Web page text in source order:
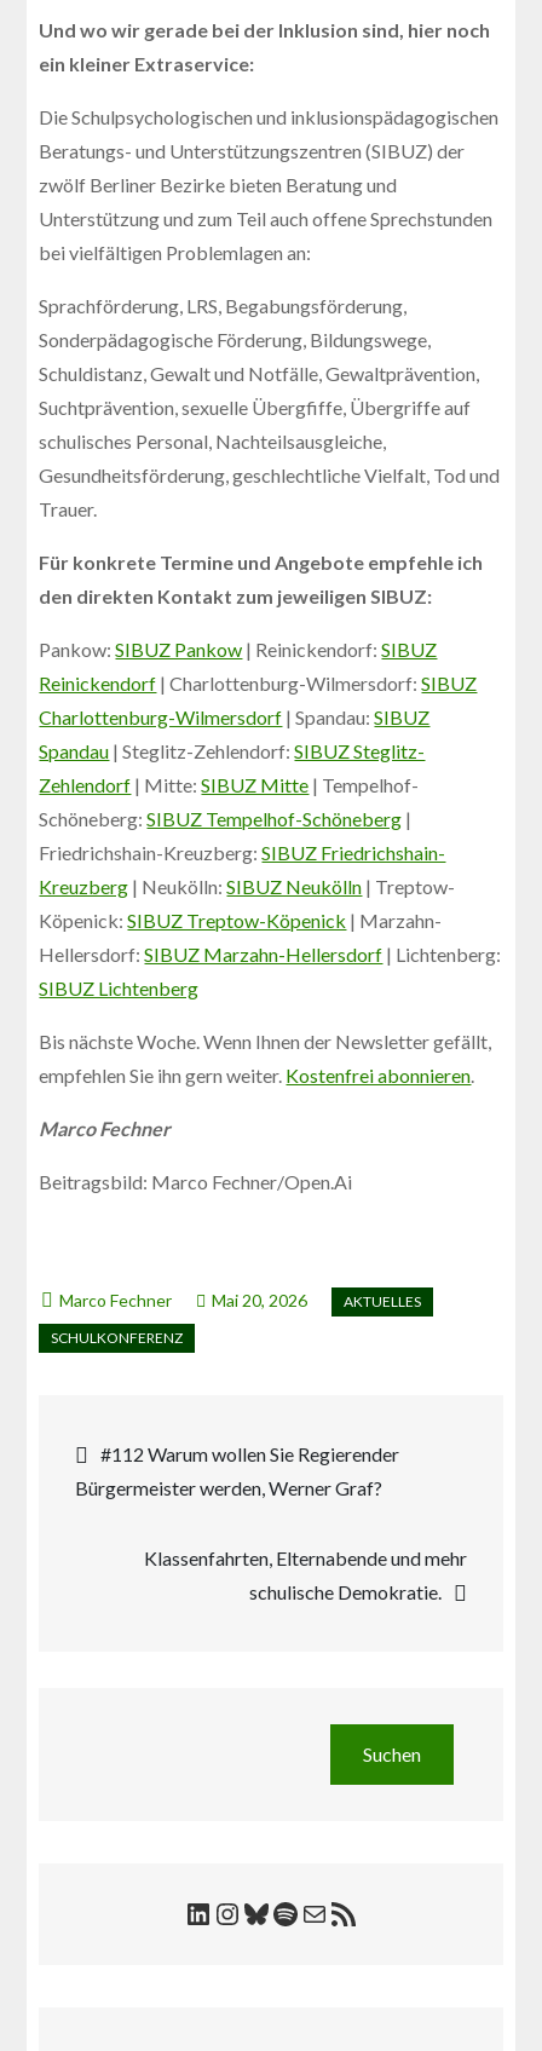
Und wo wir gerade bei der Inklusion sind, hier noch
ein kleiner Extraservice:
Die Schulpsychologischen und inklusionspädagogischen
Beratungs- und Unterstützungszentren (SIBUZ) der
zwölf Berliner Bezirke bieten Beratung und
Unterstützung und zum Teil auch offene Sprechstunden
bei vielfältigen Problemlagen an:
Sprachförderung, LRS, Begabungsförderung,
Sonderpädagogische Förderung, Bildungswege,
Schuldistanz, Gewalt und Notfälle, Gewaltprävention,
Suchtprävention, sexuelle Übergfiffe, Übergriffe auf
schulisches Personal, Nachteilsausgleiche,
Gesundheitsförderung, geschlechtliche Vielfalt, Tod und
Trauer.
Für konkrete Termine und Angebote empfehle ich
den direkten Kontakt zum jeweiligen SIBUZ:
Pankow:SIBUZ Pankow | Reinickendorf:SIBUZ
Reinickendorf | Charlottenburg-Wilmersdorf:SIBUZ
Charlottenburg-Wilmersdorf | Spandau:SIBUZ
Spandau | Steglitz-Zehlendorf:SIBUZ Steglitz-
Zehlendorf | Mitte:SIBUZ Mitte | Tempelhof-
Schöneberg:SIBUZ Tempelhof-Schöneberg |
Friedrichshain-Kreuzberg:SIBUZ Friedrichshain-
Kreuzberg | Neukölln:SIBUZ Neukölln | Treptow-
Köpenick:SIBUZ Treptow-Köpenick | Marzahn-
Hellersdorf:SIBUZ Marzahn-Hellersdorf | Lichtenberg:
SIBUZ Lichtenberg
Bis nächste Woche. Wenn Ihnen der Newsletter gefällt,
empfehlen Sie ihn gern weiter. Kostenfrei abonnieren.
Marco Fechner
Beitragsbild: Marco Fechner/Open.Ai
Mai 20, 2026
Beitragsnavigation
#112 Warum wollen Sie Regierender
Bürgermeister werden, Werner Graf?
Klassenfahrten, Elternabende und mehr
schulische Demokratie.
Suchen
LinkedIn
Instagram
Bluesky
Spotify
E-Mail
RSS-Feed